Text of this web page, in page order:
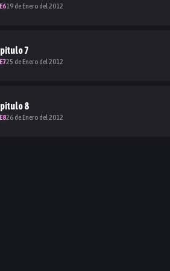
619 de Enero del 2012
7
725 de Enero del 2012
8
826 de Enero del 2012